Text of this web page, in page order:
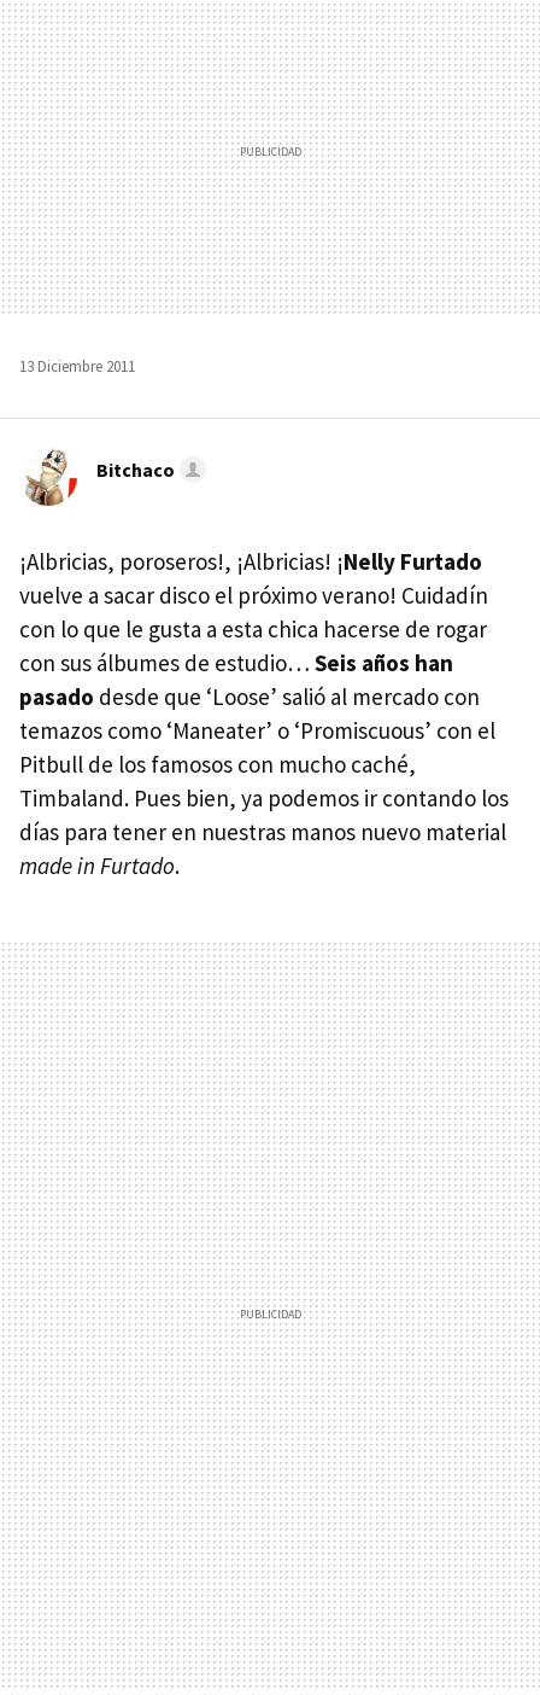
MAIL
13 Diciembre 2011
Bitchaco
¡Albricias, poroseros!, ¡Albricias! ¡Nelly Furtado
vuelve a sacar disco el próximo verano! Cuidadín
con lo que le gusta a esta chica hacerse de rogar
con sus álbumes de estudio… Seis años han
pasado desde que ‘Loose’ salió al mercado con
temazos como ‘Maneater’ o ‘Promiscuous’ con el
Pitbull de los famosos con mucho caché,
Timbaland. Pues bien, ya podemos ir contando los
días para tener en nuestras manos nuevo material
made in Furtado.